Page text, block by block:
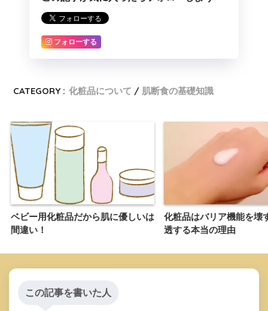
フォローする
CATEGORY : 化粧品について 肌断食の基礎知識
ベビー用化粧品だから肌に優しいは
間違い！
化粧品はバリア機能を壊
透する本当の理由
この記事を書いた人